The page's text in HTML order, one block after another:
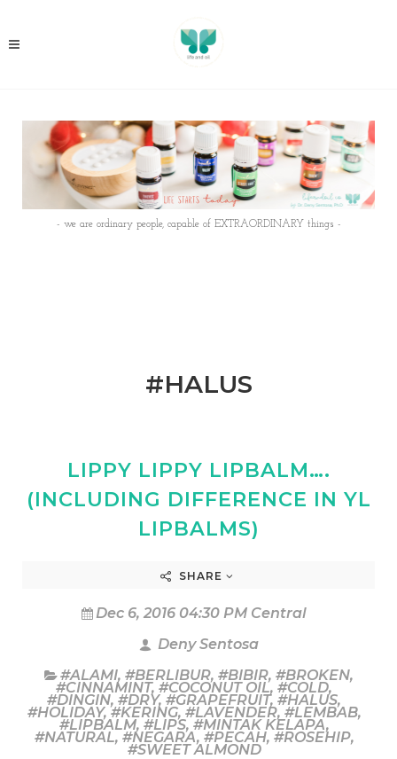
- we are ordinary people, capable of EXTRAORDINARY things -
#HALUS
LIPPY LIPPY LIPBALM….
(INCLUDING DIFFERENCE IN YL
LIPBALMS)
SHARE
Dec 6, 2016 04:30 PM Central
Deny Sentosa
#ALAMI, #BERLIBUR, #BIBIR, #BROKEN,
#CINNAMINT, #COCONUT OIL, #COLD,
#DINGIN, #DRY, #GRAPEFRUIT, #HALUS,
#HOLIDAY, #KERING, #LAVENDER, #LEMBAB,
#LIPBALM, #LIPS, #MINTAK KELAPA,
#NATURAL, #NEGARA, #PECAH, #ROSEHIP,
#SWEET ALMOND